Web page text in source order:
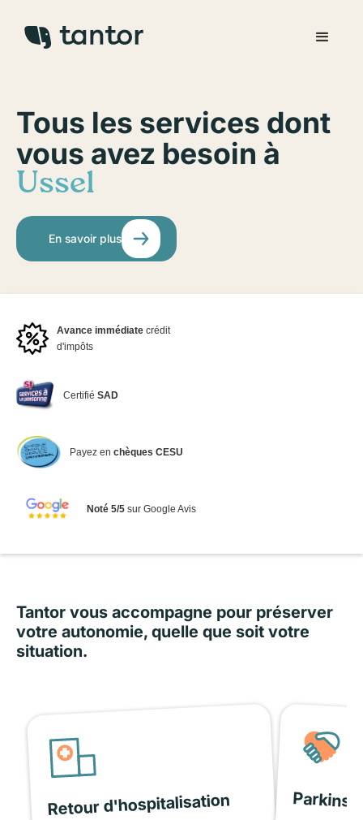
Tous les services dont
vous avez besoin à
Ussel
En savoir plus
Avance immédiate crédit
d'impôts
CertifiéSAD
Payez en chèques CESU
Noté 5/5sur Google Avis
Tantor vous accompagne pour préserver
votre autonomie, quelle que soit votre
situation.
Retour d'hospitalisation